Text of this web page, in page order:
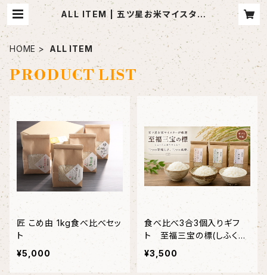
ALL ITEM | 五ツ星お米マイスター
のいるお米屋さん 匠 こめ由（たくみ
こめよし）
HOME
ALL ITEM
PRODUCT LIST
匠 こめ由 1kg食べ比べセッ
ト
¥5,000
食べ比べ3合3個入りギフ
ト 至福三宝の標(しふくさ
んぽうのしるべ) 送料込み
¥3,500